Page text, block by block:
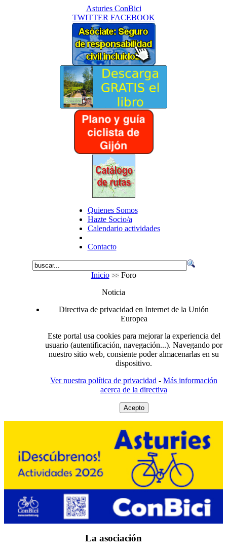
Asturies ConBici
TWITTER FACEBOOK
Quienes Somos
Hazte Socio/a
Calendario actividades
Contacto
Inicio
Foro
Noticia
Directiva de privacidad en Internet de la Unión
Europea
Este portal usa cookies para mejorar la experiencia del
usuario (autentificación, navegación...). Navegando por
nuestro sitio web, consiente poder almacenarlas en su
dispositivo.
Ver nuestra política de privacidad - Más información
acerca de la directiva
Acepto
La asociación